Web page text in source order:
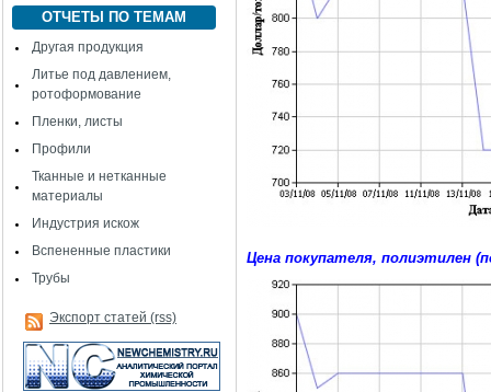
ОТЧЕТЫ ПО ТЕМАМ
Другая продукция
Литье под давлением,
ротоформование
Пленки, листы
Профили
Тканные и нетканные
материалы
Индустрия искож
Вспененные пластики
Трубы
Экспорт статей (rss)
Цена покупателя, полиэтилен